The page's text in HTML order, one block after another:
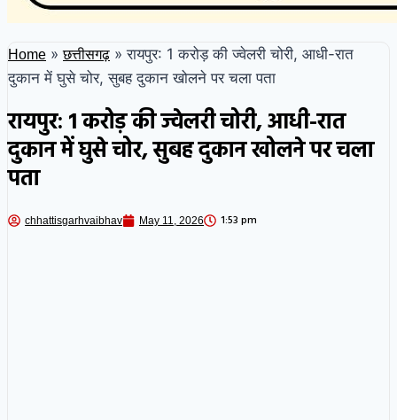
Home » छत्तीसगढ़ » रायपुर: 1 करोड़ की ज्वेलरी चोरी, आधी-रात
दुकान में घुसे चोर, सुबह दुकान खोलने पर चला पता
रायपुर: 1 करोड़ की ज्वेलरी चोरी, आधी-रात
दुकान में घुसे चोर, सुबह दुकान खोलने पर चला
पता
chhattisgarhvaibhav May 11, 2026 1:53 pm